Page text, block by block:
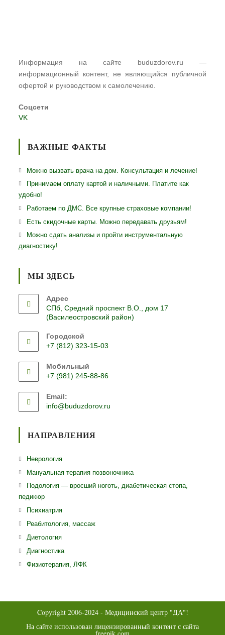
Информация на сайте buduzdorov.ru —
информационный контент, не являющийся публичной
офертой и руководством к самолечению.
Соцсети
VK
ВАЖНЫЕ ФАКТЫ
Можно вызвать врача на дом. Консультация и лечение!
Принимаем оплату картой и наличными. Платите как
удобно!
Работаем по ДМС. Все крупные страховые компании!
Есть скидочные карты. Можно передавать друзьям!
Можно сдать анализы и пройти инструментальную
диагностику!
МЫ ЗДЕСЬ
Адрес
СПб, Средний проспект В.О., дом 17
(Василеостровский район)
Городской
+7 (812) 323-15-03
в
вашем
Мобильный
+7 (981) 245-88-86
в
вашем
Email:
info@buduzdorov.ru
НАПРАВЛЕНИЯ
НеврологияОткроется
в
Мануальная терапия позвоночникаОткроется
в
Подология — вросший ноготь, диабетическая стопа,
педикюр
ПсихиатрияОткроется
в
Реабитология, массажОткроется
ДиетологияОткроется
в
новой
ДиагностикаОткроется
в
Физиотерапия, ЛФК
Copyright 2006-2024 - Медицинский центр "ДА"!
На сайте использован лицензированный контент с сайта